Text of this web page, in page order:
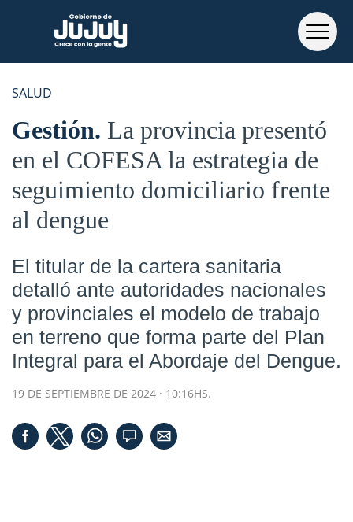
SALUD
Gestión La provincia presentó
en el COFESA la estrategia de
seguimiento domiciliario frente
al dengue
El titular de la cartera sanitaria
detalló ante autoridades nacionales
y provinciales el modelo de trabajo
en terreno que forma parte del Plan
Integral para el Abordaje del Dengue.
19 DE SEPTIEMBRE DE 2024 · 10:16HS.